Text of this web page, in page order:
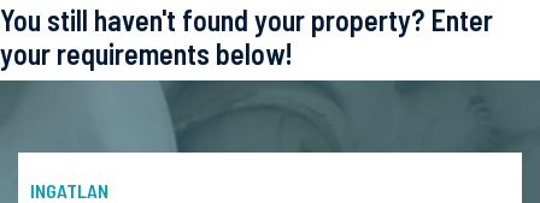
You still haven't found your property? Enter
your requirements below!
INGATLAN